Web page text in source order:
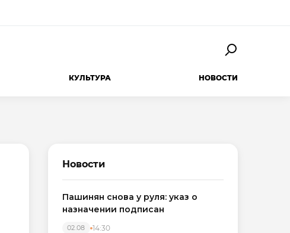
КУЛЬТУРА НОВОСТИ
Новости
Пашинян снова у руля: указ о
назначении подписан
02.08 14:30